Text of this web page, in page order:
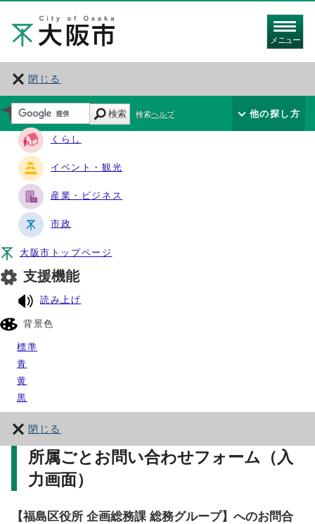
メニュー
閉じる
サイト・ナビ
くらし
イベント・観光
産業・ビジネス
市政
大阪市トップページ
支援機能
読み上げ
背景色
標準
青
黄
黒
閉じる
検索 検索ヘルプ 他の探し方
所属ごとお問い合わせフォーム（入
力画面）
【福島区役所 企画総務課 総務グループ】へのお問合